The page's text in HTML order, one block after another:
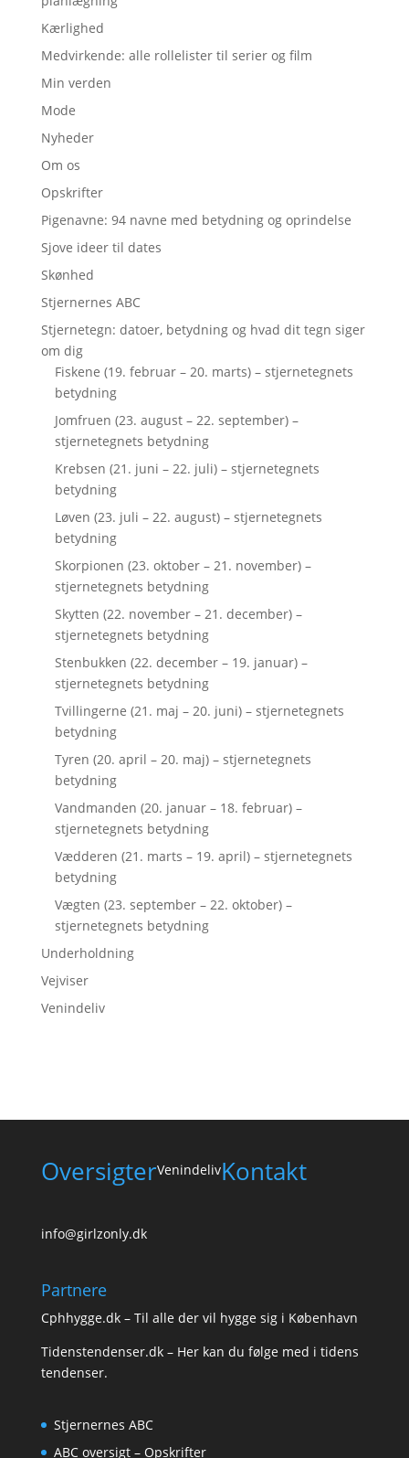
Kærlighed
Medvirkende: alle rollelister til serier og film
Min verden
Mode
Nyheder
Om os
Opskrifter
Pigenavne: 94 navne med betydning og oprindelse
Sjove ideer til dates
Skønhed
Stjernernes ABC
Stjernetegn: datoer, betydning og hvad dit tegn siger
om dig
Fiskene (19. februar – 20. marts) – stjernetegnets
betydning
Jomfruen (23. august – 22. september) –
stjernetegnets betydning
Krebsen (21. juni – 22. juli) – stjernetegnets
betydning
Løven (23. juli – 22. august) – stjernetegnets
betydning
Skorpionen (23. oktober – 21. november) –
stjernetegnets betydning
Skytten (22. november – 21. december) –
stjernetegnets betydning
Stenbukken (22. december – 19. januar) –
stjernetegnets betydning
Tvillingerne (21. maj – 20. juni) – stjernetegnets
betydning
Tyren (20. april – 20. maj) – stjernetegnets
betydning
Vandmanden (20. januar – 18. februar) –
stjernetegnets betydning
Vædderen (21. marts – 19. april) – stjernetegnets
betydning
Vægten (23. september – 22. oktober) –
stjernetegnets betydning
Underholdning
Vejviser
Venindeliv
OversigterVenindelivKontakt
info@girlzonly.dk
Partnere
Cphhygge.dk– Til alle der vil hygge sig i København
Tidenstendenser.dk– Her kan du følge med i tidens
tendenser.
Stjernernes ABC
ABC oversigt – Opskrifter